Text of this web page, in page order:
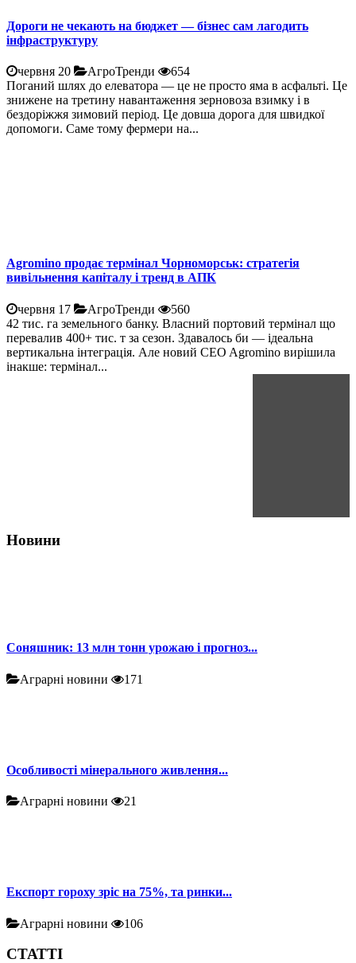
Дороги не чекають на бюджет — бізнес сам лагодить
інфраструктуру
червня 20 АгроТренди
654
Поганий шлях до елеватора — це не просто яма в асфальті. Це
знижене на третину навантаження зерновоза взимку і в
бездоріжжя зимовий період. Це довша дорога для швидкої
допомоги. Саме тому фермери на...
Agromino продає термінал Чорноморськ: стратегія
вивільнення капіталу і тренд в АПК
червня 17 АгроТренди
560
42 тис. га земельного банку. Власний портовий термінал що
перевалив 400+ тис. т за сезон. Здавалось би — ідеальна
вертикальна інтеграція. Але новий CEO Agromino вирішила
інакше: термінал...
Новини
Соняшник: 13 млн тонн урожаю і прогноз...
Аграрні новини 171
Особливості мінерального живлення...
Аграрні новини 21
Експорт гороху зріс на 75%, та ринки...
Аграрні новини 106
СТАТТІ